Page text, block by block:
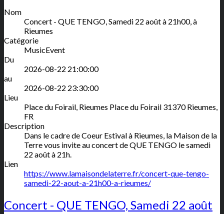
Nom
Concert - QUE TENGO, Samedi 22 août à 21h00, à
Rieumes
Catégorie
MusicEvent
Du
2026-08-22 21:00:00
au
2026-08-22 23:30:00
Lieu
Place du Foirail, Rieumes Place du Foirail 31370 Rieumes,
FR
Description
Dans le cadre de Coeur Estival à Rieumes, la Maison de la
Terre vous invite au concert de QUE TENGO le samedi
22 août à 21h.
Lien
https://www.lamaisondelaterre.fr/concert-que-tengo-
samedi-22-aout-a-21h00-a-rieumes/
Concert - QUE TENGO, Samedi 22 août